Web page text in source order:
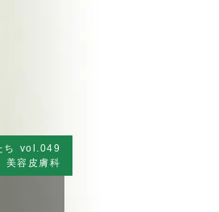
ち
vol.049
美容皮膚科